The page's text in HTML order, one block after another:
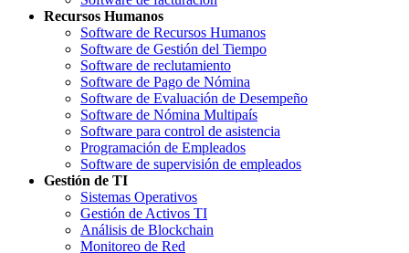
Recursos Humanos
Software de Recursos Humanos
Software de Gestión del Tiempo
Software de reclutamiento
Software de Pago de Nómina
Software de Evaluación de Desempeño
Software de Nómina Multipaís
Software para control de asistencia
Programación de Empleados
Software de supervisión de empleados
Gestión de TI
Sistemas Operativos
Gestión de Activos TI
Análisis de Blockchain
Monitoreo de Red